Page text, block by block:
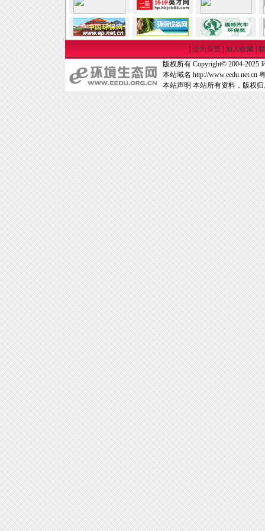
设为首页| 加入收藏|
版权所有 Copyright© 2004-2025
本站域名 http://www.eedu.net.cn
本站声明 本站所有资料，版权